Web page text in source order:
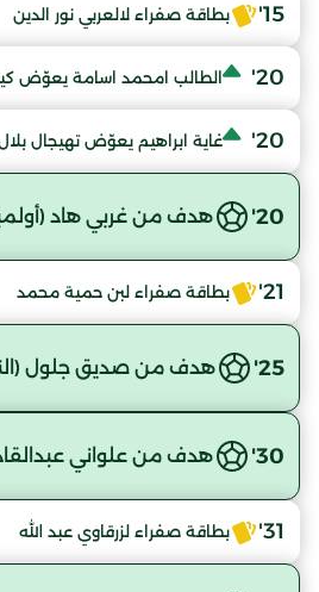
15' بطاقة صفراء لالعربي نور الدين
20' الطالب امحمد اسامة يعوّض
20' غاية ابراهيم يعوّض تهيجال
20' هدف من غربي هاد
21' بطاقة صفراء لبن حمية محمد
25' هدف من صديق جلول
30' هدف من علواني
31' بطاقة صفراء لزرقاوي عبد الله